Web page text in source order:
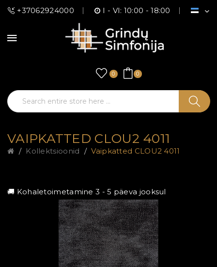
+37062924000 I - VI: 10:00 - 18:00
0 0
VAIPKATTED CLOU2 4011
Kollektsioonid Vaipkatted CLOU2 4011
🚚 Kohaletoimetamine 3 - 5 päeva jooksul